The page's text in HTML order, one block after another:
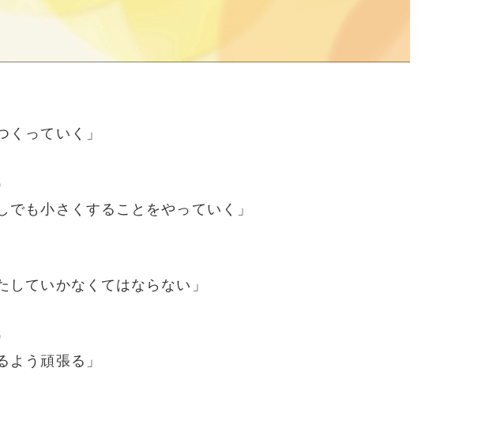
くっていく」
でも小さくすることをやっていく」
していかなくてはならない」
よう頑張る」